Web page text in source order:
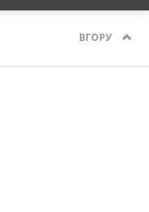
ВГОРУ